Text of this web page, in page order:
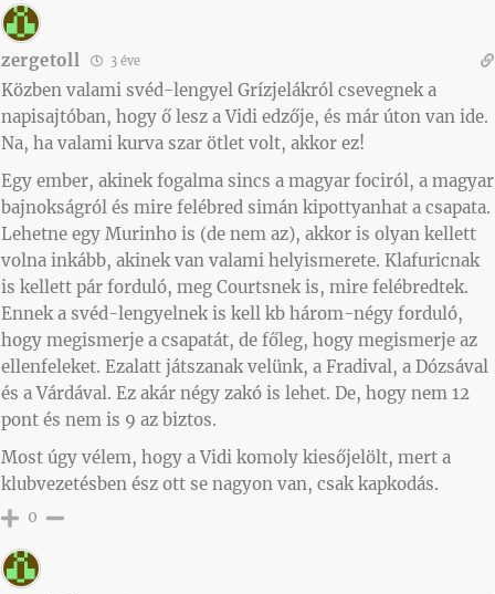
zergetoll 3 éve
Közben valami svéd-lengyel Grízjelákról csevegnek a
napisajtóban, hogy ő lesz a Vidi edzője, és már úton van ide.
Na, ha valami kurva szar ötlet volt, akkor ez!
Egy ember, akinek fogalma sincs a magyar fociról, a magyar
bajnokságról és mire felébred simán kipottyanhat a csapata.
Lehetne egy Murinho is (de nem az), akkor is olyan kellett
volna inkább, akinek van valami helyismerete. Klafuricnak
is kellett pár forduló, meg Courtsnek is, mire felébredtek.
Ennek a svéd-lengyelnek is kell kb három-négy forduló,
hogy megismerje a csapatát, de főleg, hogy megismerje az
ellenfeleket. Ezalatt játszanak velünk, a Fradival, a Dózsával
és a Várdával. Ez akár négy zakó is lehet. De, hogy nem 12
pont és nem is 9 az biztos.
Most úgy vélem, hogy a Vidi komoly kiesőjelölt, mert a
klubvezetésben ész ott se nagyon van, csak kapkodás.
0